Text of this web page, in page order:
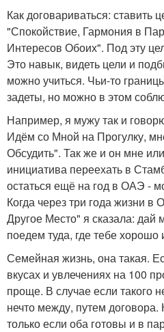
Как договариваться: ставить
"Спокойствие, Гармония в
Интересов Обоих". Под эту
Это навык, видеть цели и
можно учиться. Чьи-то
задеты, но можно в этом
Например, я мужу так и
Идём со Мной на Прогулку,
Обсудить". Так же и он мне
инициатива переехать в
остаться ещё на год в ОАЭ -
Когда через три года жизни в
Другое Место" я сказала: дай
поедем туда, где тебе хорошо
Семейная жизнь, она такая.
вкусах и увлечениях на 100
проще. В случае если такого
нечто между, путем
только если оба готовы и в